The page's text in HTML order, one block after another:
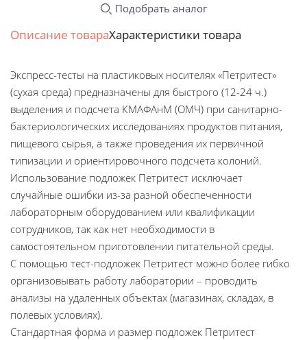
Подобрать аналог
Описание товараХарактеристики товара
Экспресс-тесты на пластиковых носителях «Петритест»
(сухая среда) предназначены для быстрого (12-24 ч.)
выделения и подсчета КМАФАнМ (ОМЧ) при санитарно-
бактериологических исследованиях продуктов питания,
пищевого сырья, а также проведения их первичной
типизации и ориентировочного подсчета колоний.
Использование подложек Петритест исключает
случайные ошибки из-за разной обеспеченности
лабораторным оборудованием или квалификации
сотрудников, так как нет необходимости в
самостоятельном приготовлении питательной среды.
С помощью тест-подложек Петритест можно более гибко
организовывать работу лаборатории – проводить
анализы на удаленных объектах (магазинах, складах, в
полевых условиях).
Стандартная форма и размер подложек Петритест